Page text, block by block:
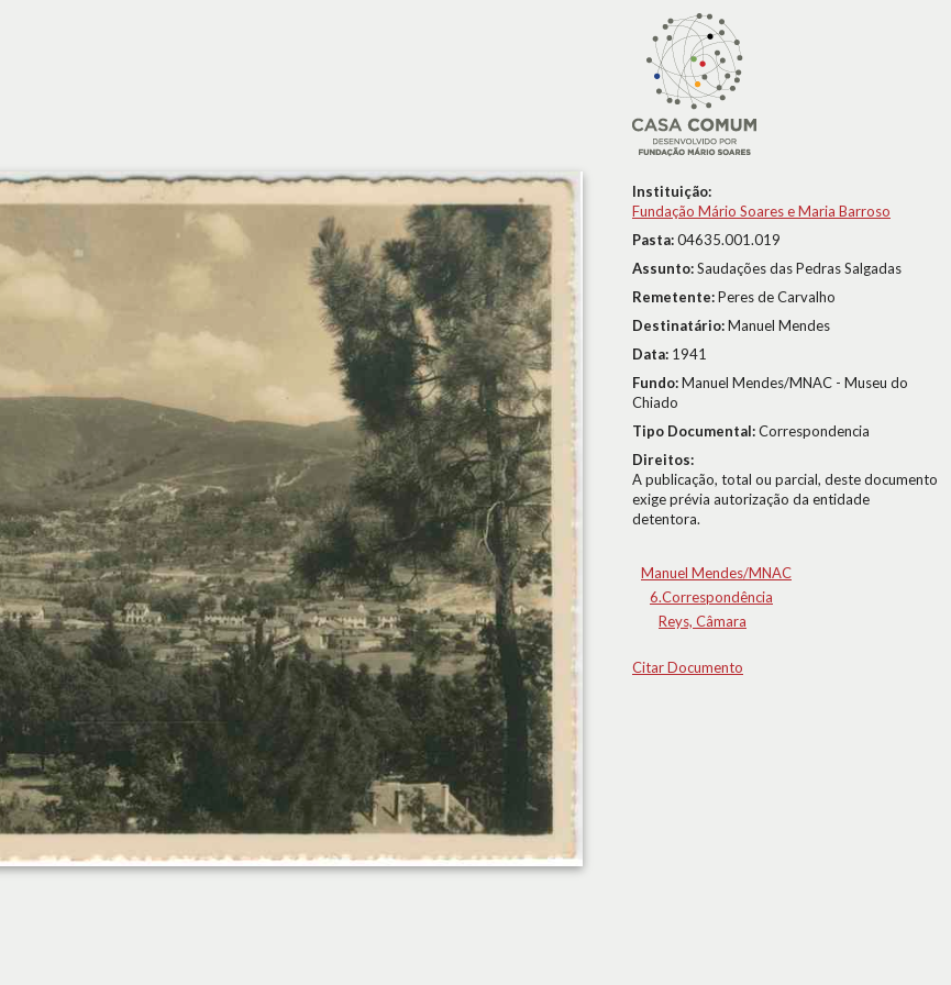
Instituição:
Fundação Mário Soares e Maria Barroso
Pasta:04635.001.019
Assunto:Saudações das Pedras Salgadas
Remetente:Peres de Carvalho
Destinatário:Manuel Mendes
Data: 1941
Fundo:Manuel Mendes/MNAC - Museu do
Chiado
Tipo Documental:Correspondencia
Direitos:
A publicação, total ou parcial, deste documento
exige prévia autorização da entidade
detentora.
Manuel Mendes/MNAC
6.Correspondência
Reys, Câmara
Citar Documento